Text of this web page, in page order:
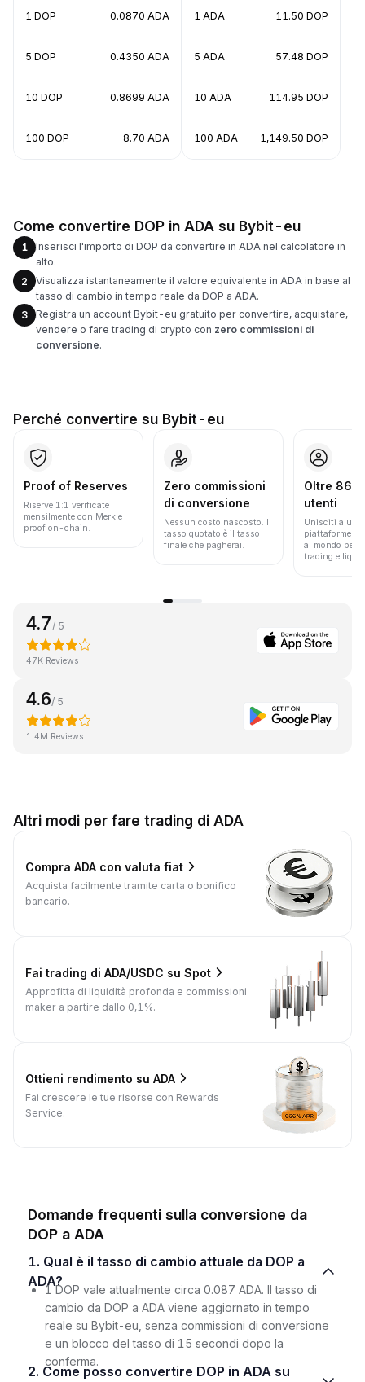
1 DOP 0.0870 ADA
5 DOP 0.4350 ADA
10 DOP 0.8699 ADA
100 DOP 8.70 ADA
1 ADA 11.50 DOP
5 ADA 57.48 DOP
10 ADA 114.95 DOP
100 ADA 1,149.50 DOP
Come convertire DOP in ADA su Bybit-eu
1
Inserisci l'importo di DOP da convertire in ADA nel calcolatore in
alto.
2
Visualizza istantaneamente il valore equivalente in ADA in base al
tasso di cambio in tempo reale da DOP a ADA.
3
Registra un account Bybit-eu gratuito per convertire, acquistare,
vendere o fare trading di crypto con zero commissioni di
conversione.
Perché convertire su Bybit-eu
Proof of Reserves
Riserve 1:1 verificate
mensilmente con Merkle
proof on-chain.
Zero commissioni
di conversione
Nessun costo nascosto. Il
tasso quotato è il tasso
finale che pagherai.
Oltre 86
utenti
Unisciti a una
piattaforme
al mondo per
trading e
4.7/ 5
47K Reviews
4.6/ 5
1.4M Reviews
Altri modi per fare trading di ADA
Compra ADA con valuta fiat
Acquista facilmente tramite carta o bonifico
bancario.
Fai trading di ADA/USDC su Spot
Approfitta di liquidità profonda e commissioni
maker a partire dallo 0,1%.
Ottieni rendimento su ADA
Fai crescere le tue risorse con Rewards
Service.
Domande frequenti sulla conversione da
DOP a ADA
1. Qual è il tasso di cambio attuale da DOP a
ADA?
1 DOP vale attualmente circa 0.087 ADA. Il tasso di
cambio da DOP a ADA viene aggiornato in tempo
reale su Bybit-eu, senza commissioni di conversione
e un blocco del tasso di 15 secondi dopo la
conferma.
2. Come posso convertire DOP in ADA su